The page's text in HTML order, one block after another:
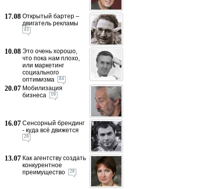
17.08 Открытый бартер –
двигатель рекламы
43
10.08 Это очень хорошо,
что пока нам плохо,
или маркетинг
социального
оптимизма
84
20.07 Мобилизация
бизнеса
10
16.07 Сенсорный брендинг
- куда всё движется
20
13.07 Как агентству создать
конкурентное
преимущество
20